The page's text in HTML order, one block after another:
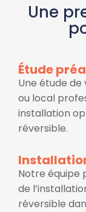
Une
Étude
Une étude
ou local
installation
réversible.
Notre équipe
de
réversible